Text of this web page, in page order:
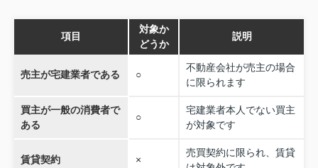
項目
対象か
どうか
説明
売主が宅建業者である ○
不動産会社が売主の場合
に限られます
買主が一般の消費者で
ある
○
宅建業者本人でない買主
が対象です
賃貸契約 ×
売買契約に限られ、賃貸